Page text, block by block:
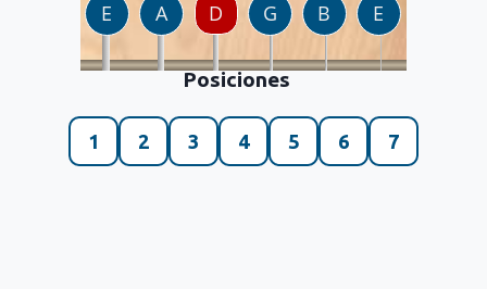
Posiciones
1 2 3 4 5 6 7